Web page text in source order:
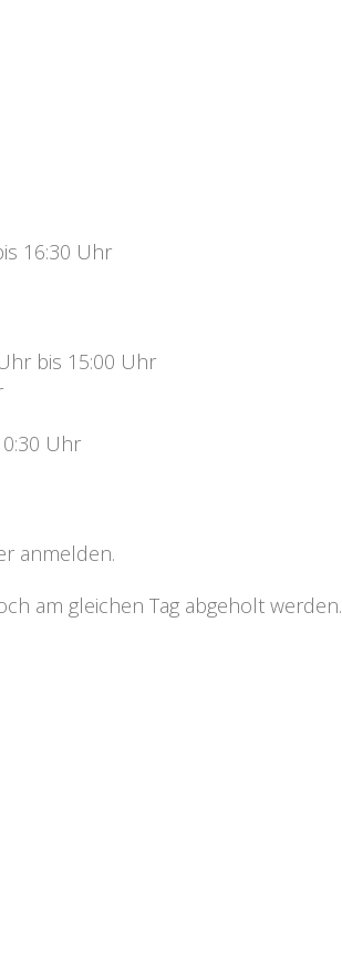
16:30 Uhr
bis 15:00 Uhr
Uhr
anmelden.
am gleichen Tag abgeholt werden.